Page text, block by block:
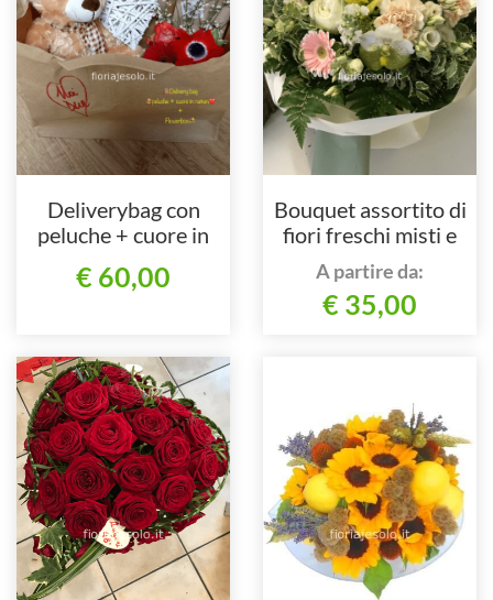
Deliverybag con
peluche + cuore in
€ 60,00
Bouquet assortito di
fiori freschi misti e
colorati.
A partire da:
€ 35,00